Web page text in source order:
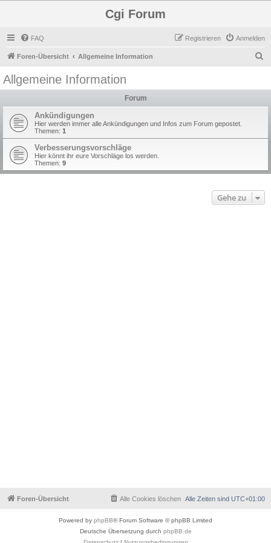
Cgi Forum
FAQ Anmelden
Registrieren
Foren-Übersicht Allgemeine Information
Allgemeine Information
Forum
Ankündigungen
Hier werden immer alle Ankündigungen und Infos zum Forum gepostet.
Themen: 1
Verbesserungsvorschläge
Hier könnt ihr eure Vorschläge los werden.
Themen: 9
Gehe zu
Foren-Übersicht Alle Zeiten sind UTC+01:00
Alle Cookies löschen
Powered by phpBB® Forum Software © phpBB Limited
Deutsche Übersetzung durch phpBB.de